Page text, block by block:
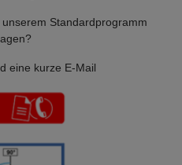
Standardprogramm
eine kurze E-Mail